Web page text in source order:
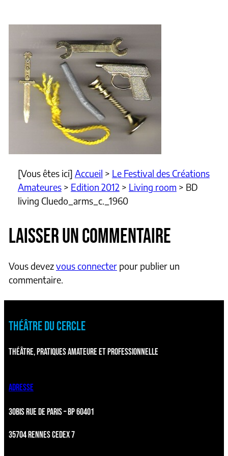
[Vous êtes ici] Accueil > Le Festival des Créations
Amateures> Edition 2012 > Living room > BD
living Cluedo_arms_c._1960
LAISSER UN COMMENTAIRE
Vous devezvous connecterpour publier un
commentaire.
THÉÂTRE DU CERCLE
THÉÂTRE, PRATIQUES AMATEURE ET PROFESSIONNELLE
ADRESSE
30BIS RUE DE PARIS – BP 60401
35704 RENNES CEDEX 7